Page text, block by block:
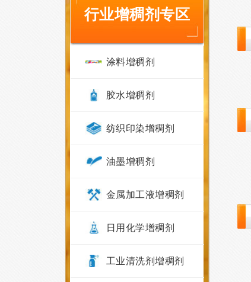
行业增稠剂专区
涂料增稠剂
胶水增稠剂
纺织印染增稠剂
油墨增稠剂
金属加工液增稠剂
日用化学增稠剂
工业清洗剂增稠剂